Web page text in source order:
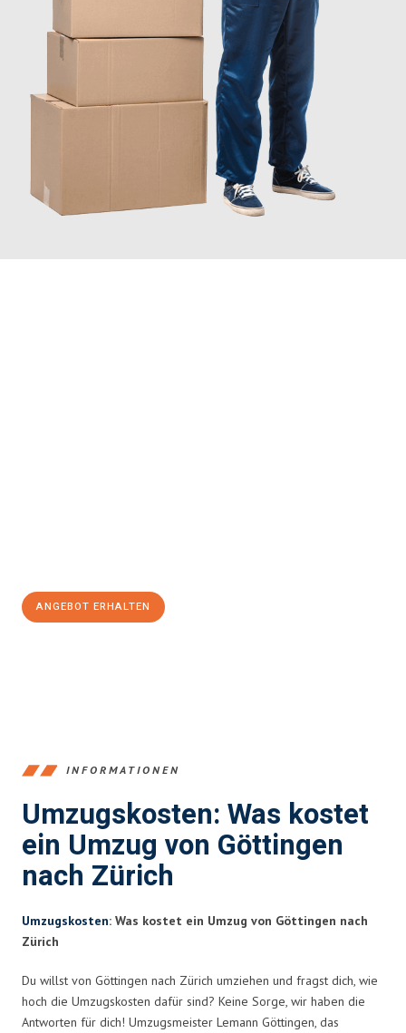
ANGEBOT ERHALTEN
INFORMATIONEN
Umzugskosten: Was kostet
ein Umzug von Göttingen
nach Zürich
Umzugskosten: Was kostet ein Umzug von Göttingen nach
Zürich
Du willst von Göttingen nach Zürich umziehen und fragst dich, wie
hoch die Umzugskosten dafür sind? Keine Sorge, wir haben die
Antworten für dich! Umzugsmeister Lemann Göttingen, das